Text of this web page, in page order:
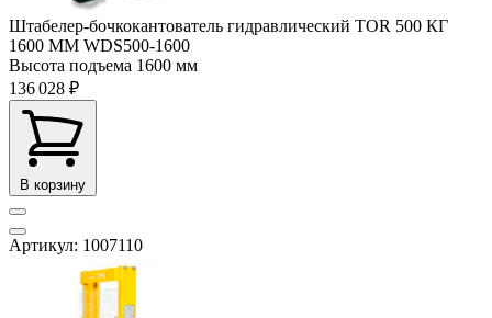
Штабелер-бочкокантователь гидравлический TOR 500 КГ
1600 ММ WDS500-1600
Высота подъема 1600 мм
136 028 ₽
В корзину
Артикул: 1007110